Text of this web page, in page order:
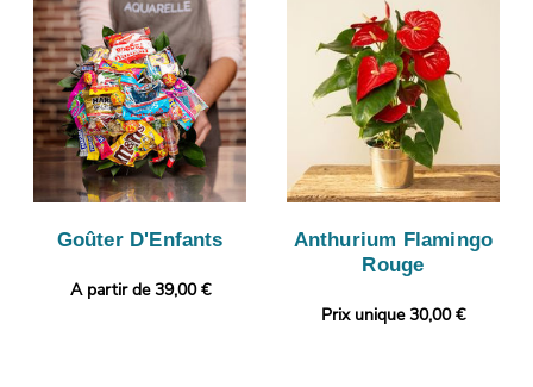
Goûter D'Enfants
A partir de 39,00 €
Anthurium Flamingo
Rouge
Prix unique 30,00 €